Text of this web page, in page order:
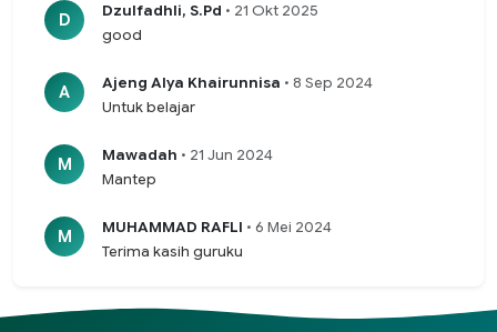
D Dzulfadhli, S.Pd • 21 Okt 2025
good
A Ajeng Alya Khairunnisa • 8 Sep 2024
Untuk belajar
M Mawadah • 21 Jun 2024
Mantep
M MUHAMMAD RAFLI • 6 Mei 2024
Terima kasih guruku